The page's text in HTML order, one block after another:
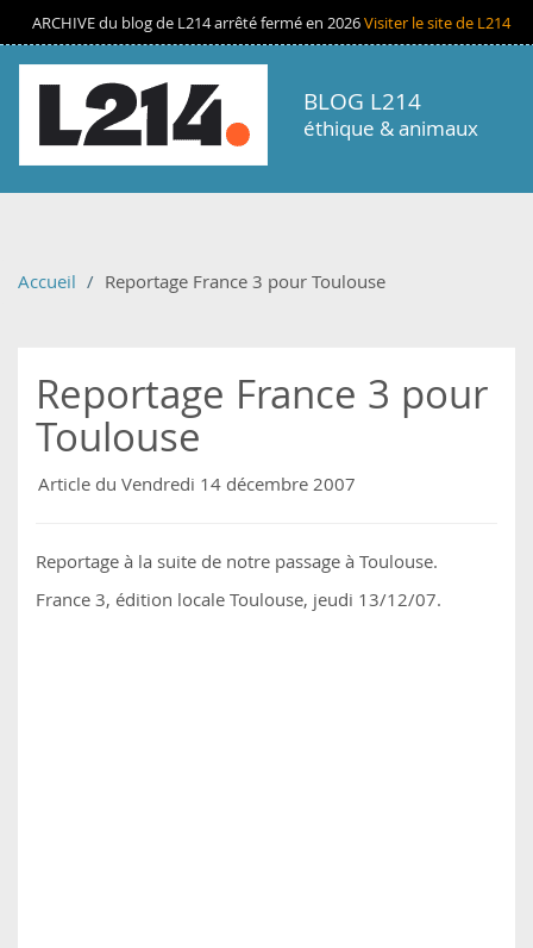
Aller au contenu principal
ARCHIVE du blog de L214 arrêté fermé en 2026Visiter le site de L214
BLOG L214
éthique & animaux
Accueil Reportage France 3 pour Toulouse
Reportage France 3 pour
Toulouse
Article du Vendredi 14 décembre 2007
Reportage à la suite de notre passage à Toulouse.
France 3, édition locale Toulouse, jeudi 13/12/07.